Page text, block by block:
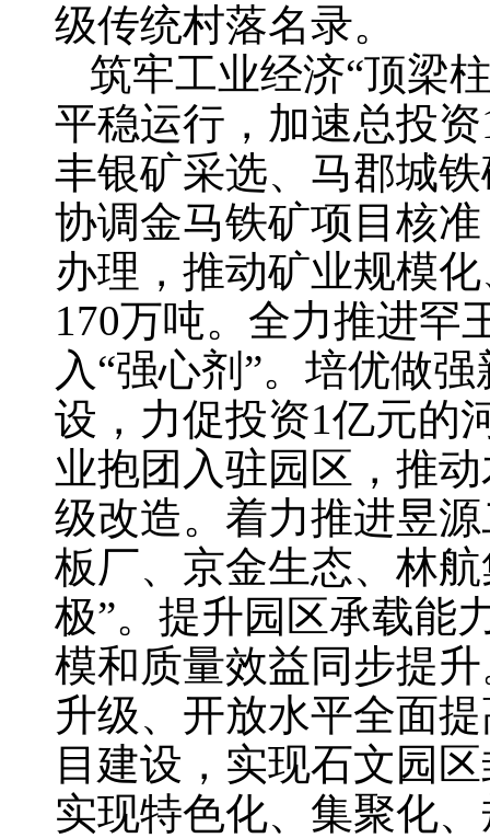
级传统村落名录。
筑牢工业经济“顶梁
平稳运行，加速总投
丰银矿采选、马郡城
协调金马铁矿项目核
办理，推动矿业规模
170万吨。全力推进罕
入“强心剂”。培优做
设，力促投资1亿元的
业抱团入驻园区，推
级改造。着力推进昱
板厂、京金生态、林
极”。提升园区承载能
模和质量效益同步提
升级、开放水平全面
目建设，实现石文园
实现特色化、集聚化